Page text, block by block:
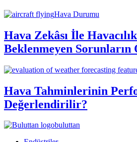
Hava Durumu
Hava Zekâsı İle
Beklenmeyen Sorunların
Hava Tahminlerinin
Değerlendirilir?
buluttan